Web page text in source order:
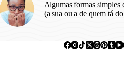
Algumas formas simples
(a sua ou a de quem tá